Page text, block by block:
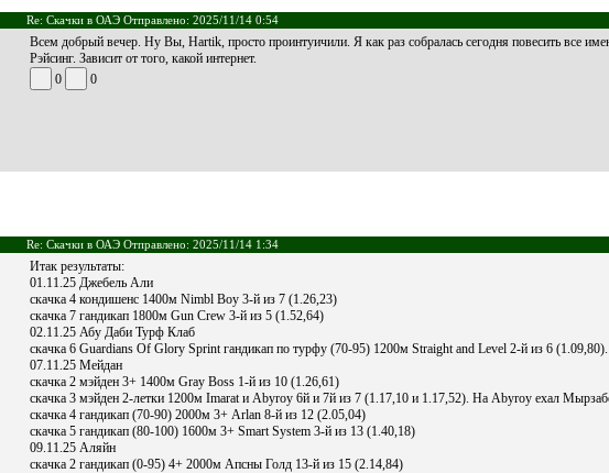
Re: Скачки в ОАЭ Отправлено: 2025/11/14 0:54
Всем добрый вечер. Ну Вы, Hartik, просто проинтуичили. Я как раз собралась сегодня повесить все
Рэйсинг. Зависит от того, какой интернет.
0
0
Re: Скачки в ОАЭ Отправлено: 2025/11/14 1:34
Итак результаты:
01.11.25 Джебель Али
скачка 4 кондишенс 1400м Nimbl Boy 3-й из 7 (1.26,23)
скачка 7 гандикап 1800м Gun Crew 3-й из 5 (1.52,64)
02.11.25 Абу Даби Турф Клаб
скачка 6 Guardians Of Glory Sprint гандикап по турфу (70-95) 1200м Straight and Level 2-й из 6 (1.09,80).
07.11.25 Мейдан
скачка 2 мэйден 3+ 1400м Gray Boss 1-й из 10 (1.26,61)
скачка 3 мэйден 2-летки 1200м Imarat и Abyroy 6й и 7й из 7 (1.17,10 и 1.17,52). На Abyroy ехал
скачка 4 гандикап (70-90) 2000м 3+ Arlan 8-й из 12 (2.05,04)
скачка 5 гандикап (80-100) 1600м 3+ Smart System 3-й из 13 (1.40,18)
09.11.25 Аляйн
скачка 2 гандикап (0-95) 4+ 2000м Апсны Голд 13-й из 15 (2.14,84)